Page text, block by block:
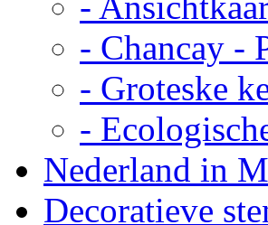
- Chancay -
- Groteske
-
Nederland in
Decoratieve